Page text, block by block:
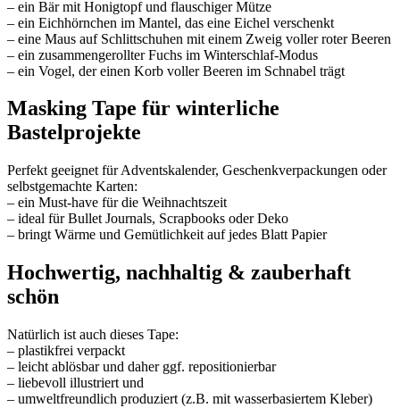
– ein Bär mit Honigtopf und flauschiger Mütze
– ein Eichhörnchen im Mantel, das eine Eichel verschenkt
– eine Maus auf Schlittschuhen mit einem Zweig voller roter Beeren
– ein zusammengerollter Fuchs im Winterschlaf-Modus
– ein Vogel, der einen Korb voller Beeren im Schnabel trägt
Masking Tape für winterliche
Bastelprojekte
Perfekt geeignet für Adventskalender, Geschenkverpackungen oder
selbstgemachte Karten:
– ein Must-have für die Weihnachtszeit
– ideal für Bullet Journals, Scrapbooks oder Deko
– bringt Wärme und Gemütlichkeit auf jedes Blatt Papier
Hochwertig, nachhaltig & zauberhaft
schön
Natürlich ist auch dieses Tape:
– plastikfrei verpackt
– leicht ablösbar und daher ggf. repositionierbar
– liebevoll illustriert und
– umweltfreundlich produziert (z.B. mit wasserbasiertem Kleber)